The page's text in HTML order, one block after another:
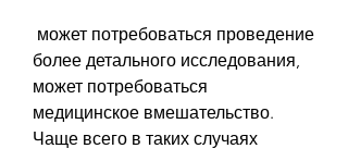
более детального исследования,
может потребоваться
медицинское вмешательство.
Чаще всего в таких случаях